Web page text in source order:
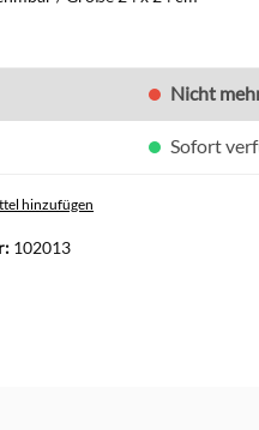
Nicht
Sofort
hinzufügen
102013